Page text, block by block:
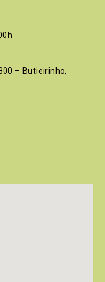
– Butieirinho,